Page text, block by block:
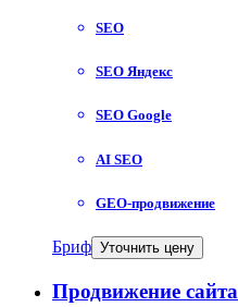
SEO
SEO Яндекс
SEO Google
AI SEO
GEO-продвижение
Бриф Уточнить цену
Продвижение